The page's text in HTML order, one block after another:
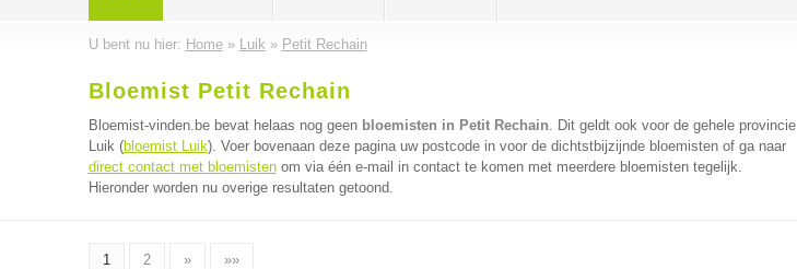
U bent nu hier: Home» Luik » Petit Rechain
Bloemist Petit Rechain
Bloemist-vinden.be bevat helaas nog geen bloemisten in Petit Rechain. Dit geldt ook voor de gehele provincie
Luik (bloemist Luik). Voer bovenaan deze pagina uw postcode in voor de dichtstbijzijnde bloemisten of ga naar
direct contact met bloemistenom via één e-mail in contact te komen met meerdere bloemisten tegelijk.
Hieronder worden nu overige resultaten getoond.
1 2 » »»